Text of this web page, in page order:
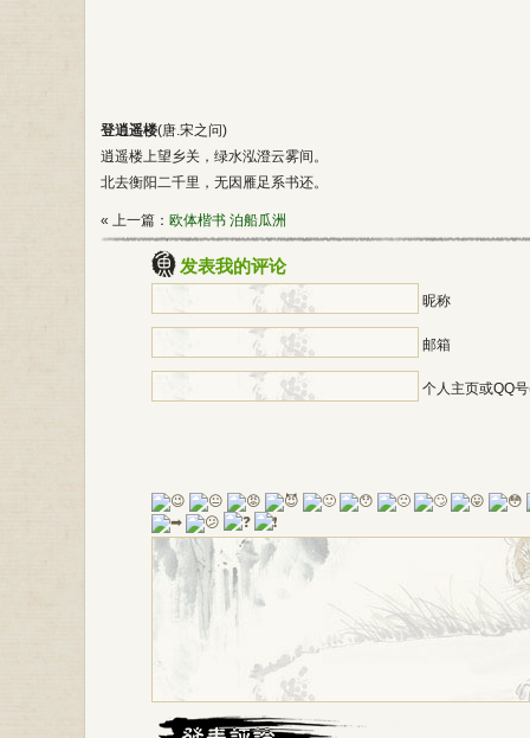
登逍遥楼(唐.宋之问)
逍遥楼上望乡关，绿水泓澄云雾间。
北去衡阳二千里，无因雁足系书还。
« 上一篇： 欧体楷书 泊船瓜洲
发表我的评论
昵称
邮箱
个人主页或QQ